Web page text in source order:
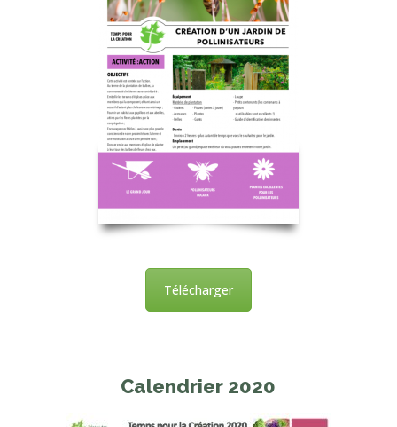
Télécharger
Calendrier 2020